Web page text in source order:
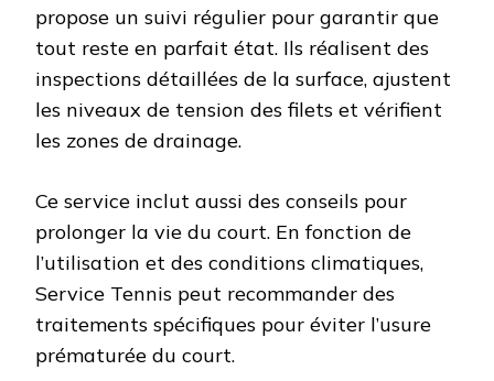
propose un suivi régulier pour garantir que
tout reste en parfait état. Ils réalisent des
inspections détaillées de la surface, ajustent
les niveaux de tension des filets et vérifient
les zones de drainage.
Ce service inclut aussi des conseils pour
prolonger la vie du court. En fonction de
l’utilisation et des conditions climatiques,
Service Tennis peut recommander des
traitements spécifiques pour éviter l’usure
prématurée du court.